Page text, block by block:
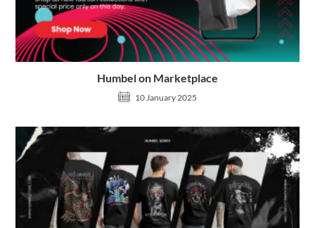
Humbel on Marketplace
10 January 2025